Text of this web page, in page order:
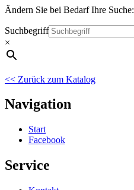
Ändern Sie bei Bedarf Ihre Suche:
Suchbegriff
×
<< Zurück zum Katalog
Navigation
Start
Facebook
Service